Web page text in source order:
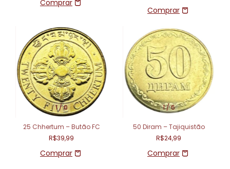
1/6
25 Chhertum – Butão FC
R$39,99
1/6
50 Diram – Tajiquistão
R$24,99